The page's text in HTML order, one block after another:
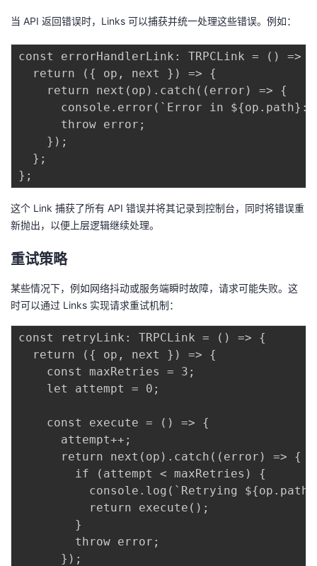
当 API 返回错误时，Links 可以捕获并统一处理这些错误。例如：
const errorHandlerLink: TRPCLink = () => {
  return ({ op, next }) => {
    return next(op).catch((error) => {
console.error(`Error in
      throw error;
    });
  };
这个 Link 捕获了所有 API 错误并将其记录到控制台，同时将错误重
新抛出，以便上层逻辑继续处理。
重试策略
某些情况下，例如网络抖动或服务端瞬时故障，请求可能失败。这
时可以通过 Links 实现请求重试机制：
const retryLink: TRPCLink = () => {
  return ({ op, next }) => {
    const maxRetries = 3;
    let attempt = 0;
    const execute = () => {
      attempt++;
      return next(op).catch((error) => {
        if (attempt < maxRetries) {
console.log(`Retrying
          return execute();
        }
        throw error;
      });